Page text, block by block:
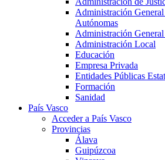
Administración
Autónomas
Administración
Administración Local
Educación
Empresa Privada
Entidades Públicas
Formación
Sanidad
País Vasco
Acceder a País Vasco
Provincias
Álava
Guipúzcoa